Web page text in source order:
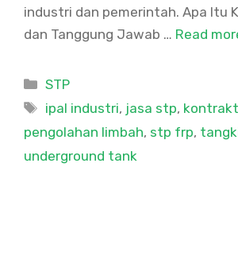
industri dan pemerintah. Apa Itu
dan Tanggung Jawab … Read
Categories
STP
Tags
ipal industri, jasa stp,
pengolahan limbah, stp frp,
underground tank